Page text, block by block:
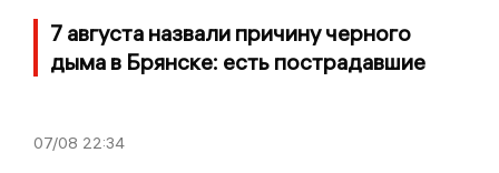
7 августа назвали причину черного
дыма в Брянске: есть пострадавшие
07/08 22:34